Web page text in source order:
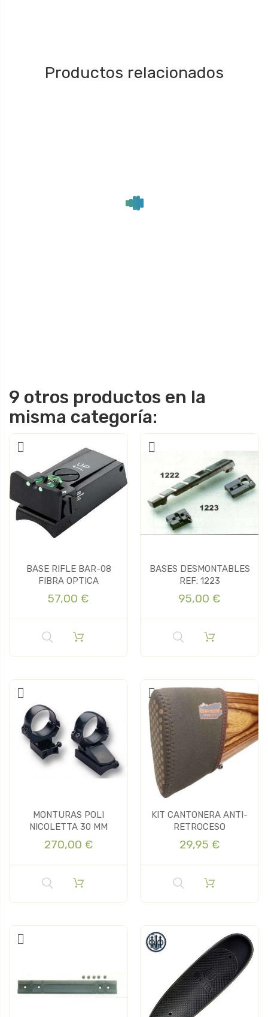
Productos relacionados
9 otros productos en la
misma categoría:
BASE RIFLE BAR-08
FIBRA OPTICA
57,00 €
BASES DESMONTABLES
REF: 1223
95,00 €
MONTURAS POLI
NICOLETTA 30 MM
270,00 €
KIT CANTONERA ANTI-
RETROCESO
29,95 €